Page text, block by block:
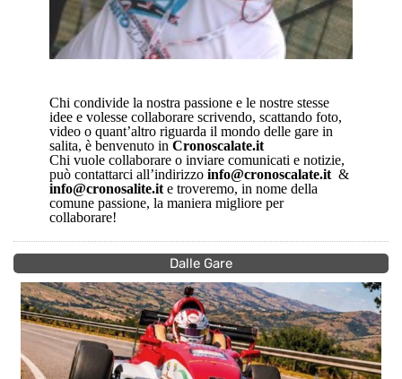
Chi condivide la nostra passione e le nostre stesse
idee e volesse collaborare scrivendo, scattando foto,
video o quant’altro riguarda il mondo delle gare in
salita, è benvenuto in Cronoscalate.it
Chi vuole collaborare o inviare comunicati e notizie,
può contattarci all’indirizzo info@cronoscalate.it&
info@cronosalite.ite troveremo, in nome della
comune passione, la maniera migliore per
collaborare!
Dalle Gare